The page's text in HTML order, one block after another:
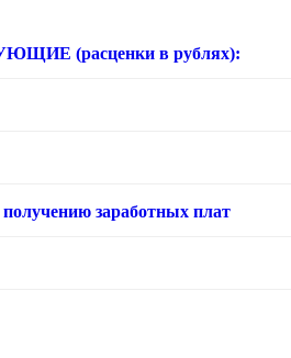
(расценки в рублях):
заработных плат